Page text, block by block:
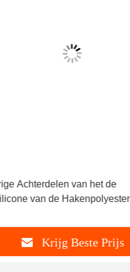
Achterdelen van het de
van de
Krijg Beste Prijs